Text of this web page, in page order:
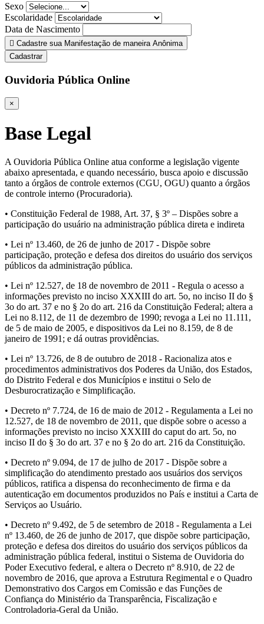
Sexo
Escolaridade
Data de Nascimento
Cadastre sua Manifestação de maneira Anônima
Cadastrar
Ouvidoria Pública Online
×
Base Legal
A Ouvidoria Pública Online atua conforme a legislação vigente
abaixo apresentada, e quando necessário, busca apoio e discussão
tanto a órgãos de controle externos (CGU, OGU) quanto a órgãos
de controle interno (Procuradoria).
• Constituição Federal de 1988, Art. 37, § 3º – Dispões sobre a
participação do usuário na administração pública direta e indireta
• Lei nº 13.460, de 26 de junho de 2017 - Dispõe sobre
participação, proteção e defesa dos direitos do usuário dos serviços
públicos da administração pública.
• Lei nº 12.527, de 18 de novembro de 2011 - Regula o acesso a
informações previsto no inciso XXXIII do art. 5o, no inciso II do §
3o do art. 37 e no § 2o do art. 216 da Constituição Federal; altera a
Lei no 8.112, de 11 de dezembro de 1990; revoga a Lei no 11.111,
de 5 de maio de 2005, e dispositivos da Lei no 8.159, de 8 de
janeiro de 1991; e dá outras providências.
• Lei nº 13.726, de 8 de outubro de 2018 - Racionaliza atos e
procedimentos administrativos dos Poderes da União, dos Estados,
do Distrito Federal e dos Municípios e institui o Selo de
Desburocratização e Simplificação.
• Decreto nº 7.724, de 16 de maio de 2012 - Regulamenta a Lei no
12.527, de 18 de novembro de 2011, que dispõe sobre o acesso a
informações previsto no inciso XXXIII do caput do art. 5o, no
inciso II do § 3o do art. 37 e no § 2o do art. 216 da Constituição.
• Decreto nº 9.094, de 17 de julho de 2017 - Dispõe sobre a
simplificação do atendimento prestado aos usuários dos serviços
públicos, ratifica a dispensa do reconhecimento de firma e da
autenticação em documentos produzidos no País e institui a Carta de
Serviços ao Usuário.
• Decreto nº 9.492, de 5 de setembro de 2018 - Regulamenta a Lei
nº 13.460, de 26 de junho de 2017, que dispõe sobre participação,
proteção e defesa dos direitos do usuário dos serviços públicos da
administração pública federal, institui o Sistema de Ouvidoria do
Poder Executivo federal, e altera o Decreto nº 8.910, de 22 de
novembro de 2016, que aprova a Estrutura Regimental e o Quadro
Demonstrativo dos Cargos em Comissão e das Funções de
Confiança do Ministério da Transparência, Fiscalização e
Controladoria-Geral da União.